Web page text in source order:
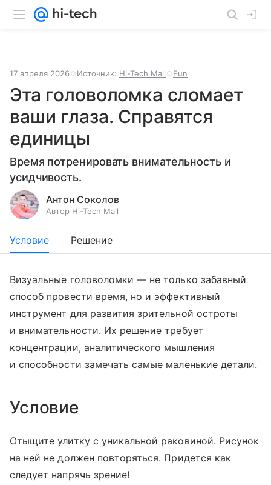
17 апреля 2026 Источник: Hi-Tech Mail Fun
Эта головоломка сломает
ваши глаза. Справятся
единицы
Время потренировать внимательность и
усидчивость.
Антон Соколов
Автор Hi-Tech Mail
Условие Решение
Визуальные головоломки — не только забавный
способ провести время, но и эффективный
инструмент для развития зрительной остроты
и внимательности. Их решение требует
концентрации, аналитического мышления
и способности замечать самые маленькие детали.
Условие
Отыщите улитку с уникальной раковиной. Рисунок
на ней не должен повторяться. Придется как
следует напрячь зрение!